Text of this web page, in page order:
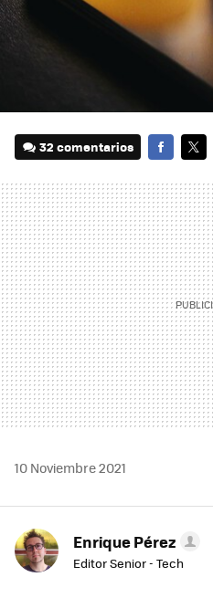
32 comentarios
10 Noviembre 2021
Enrique Pérez
Editor Senior - Tech